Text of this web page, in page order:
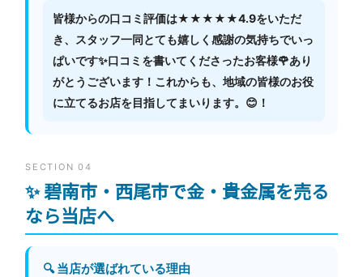
皆様からの口コミ評価は★★★★★4.9をいただ
き、スタッフ一同とても嬉しく感謝の気持ちでいっ
ぱいです✨口コミを書いてくださったお客様🌹あり
がとうございます！これからも、地域の皆様のお役
に立てるお店を目指してまいります。😊！
SECTION 04
✨ 碧南市・西尾市で金・貴金属を売る
なら当店へ
🔍 当店が選ばれている理由